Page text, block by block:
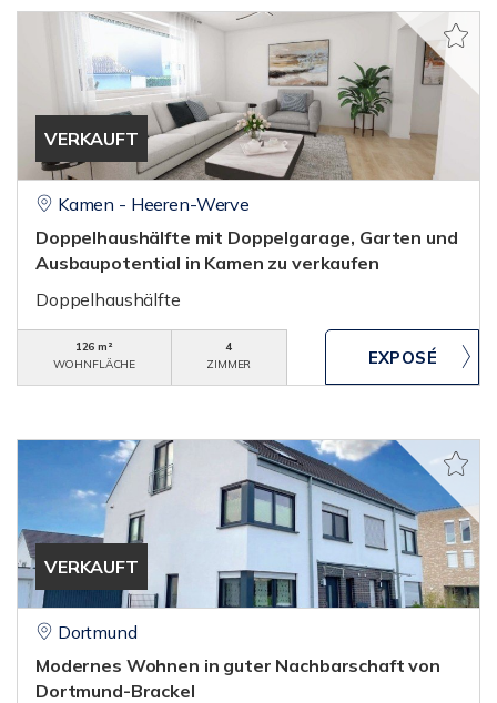
VERKAUFT
Kamen - Heeren-Werve
Doppelhaushälfte mit Doppelgarage, Garten und
Ausbaupotential in Kamen zu verkaufen
Doppelhaushälfte
126 m²
WOHNFLÄCHE
4
ZIMMER
VERKAUFT
Dortmund
Modernes Wohnen in guter Nachbarschaft von
Dortmund-Brackel